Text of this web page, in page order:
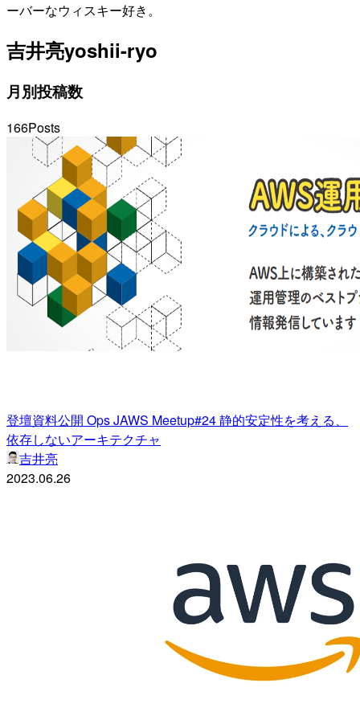
ーバーなウィスキー好き。
吉井亮yoshii-ryo
月別投稿数
166Posts
登壇資料公開 Ops JAWS Meetup#24 静的安定性を考える、
依存しないアーキテクチャ
吉井亮
2023.06.26